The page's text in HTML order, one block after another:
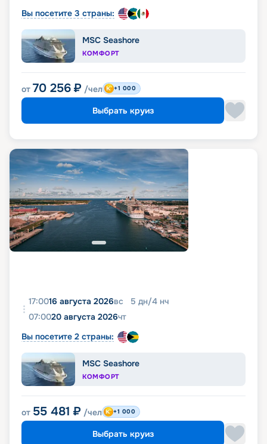
Вы посетите 3 страны:
MSC Seashore
КОМФОРТ
от 70 256 ₽ /чел +1 000
Выбрать круиз
17:0016 августа 2026вс 5 дн/4 нч
07:0020 августа 2026чт
Вы посетите 2 страны:
MSC Seashore
КОМФОРТ
от 55 481 ₽ /чел +1 000
Выбрать круиз